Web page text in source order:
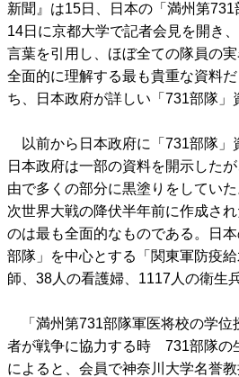
新聞』は15日、日本の「満州第
14日に京都大学で記者会見を開き
言葉を引用し、ほぼ全ての隊員の
全面的に理解する最も貴重な資料
ち、日本政府が詳しい「731部隊」
以前から日本政府に「731部隊」
日本政府は一部の資料を開示した
由で多くの部分に黒塗りをしてい
次世界大戦の降伏半年前に作成さ
のは最も全面的なものである。日
部隊」を中心とする「関東軍防疫
師、38人の看護婦、1117人の衛生
「満州第731部隊軍医将校の学位
者が戦争に協力する時 731部隊の
によると、会員で神奈川大学名誉